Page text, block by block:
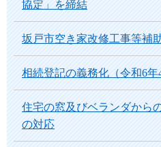
協定」を締結
坂戸市空き家改修工事等補
相続登記の義務化（令和6年
住宅の窓及びベランダから
の対応